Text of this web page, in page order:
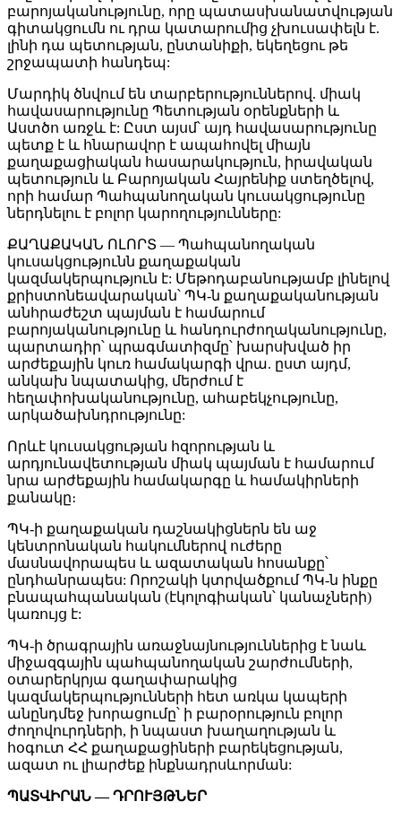
բարոյականությունը, որը պատասխանատվության
գիտակցումն ու դրա կատարումից չխուսափելն է.
լինի դա պետության, ընտանիքի, եկեղեցու թե
շրջապատի հանդեպ:
Մարդիկ ծնվում են տարբերություններով. միակ
հավասարությունը Պետության օրենքների և
Աստծո առջև է: Ըստ այսմ՝ այդ հավասարությունը
պետք է և հնարավոր է ապահովել միայն
քաղաքացիական հասարակություն, իրավական
պետություն և Բարոյական Հայրենիք ստեղծելով,
որի համար Պահպանողական կուսակցությունը
ներդնելու է բոլոր կարողությունները:
ՔԱՂԱՔԱԿԱՆ ՈԼՈՐՏ — Պահպանողական
կուսակցությունն քաղաքական
կազմակերպություն է: Մեթոդաբանությամբ լինելով
քրիստոնեավարական՝ ՊԿ-ն քաղաքականության
անհրաժեշտ պայման է համարում
բարոյականությունը և հանդուրժողականությունը,
պարտադիր՝ պրագմատիզմը՝ խարսխված իր
արժեքային կուռ համակարգի վրա. ըստ այդմ,
անկախ նպատակից, մերժում է
հեղափոխականությունը, ահաբեկչությունը,
արկածախնդրությունը:
Որևէ կուսակցության հզորության և
արդյունավետության միակ պայման է համարում
նրա արժեքային համակարգը և համակիրների
քանակը։
ՊԿ-ի քաղաքական դաշնակիցներն են աջ
կենտրոնական հակումներով ուժերը
մասնավորապես և ազատական հոսանքը՝
ընդհանրապես: Որոշակի կտրվածքում ՊԿ-ն ինքը
բնապահպանական (էկոլոգիական՝ կանաչների)
կառույց է:
ՊԿ-ի ծրագրային առաջնայնություններից է նաև
միջազգային պահպանողական շարժումների,
օտարերկրյա գաղափարակից
կազմակերպությունների հետ առկա կապերի
անընդմեջ խորացումը՝ ի բարօրություն բոլոր
ժողովուրդների, ի նպաստ խաղաղության և
հօգուտ ՀՀ քաղաքացիների բարեկեցության,
ազատ ու լիարժեք ինքնադրսևորման:
ՊԱՏՎԻՐԱՆ — ԴՐՈՒՅԹՆԵՐ